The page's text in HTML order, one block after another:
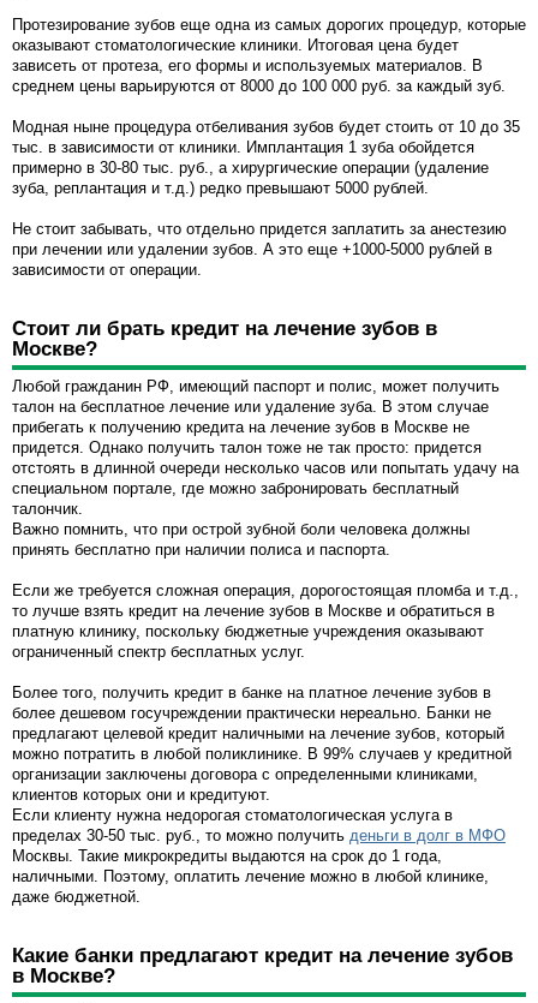
Протезирование зубов еще одна из самых дорогих процедур, которые
оказывают стоматологические клиники. Итоговая цена будет
зависеть от протеза, его формы и используемых материалов. В
среднем цены варьируются от 8000 до 100 000 руб. за каждый зуб.
Модная ныне процедура отбеливания зубов будет стоить от 10 до 35
тыс. в зависимости от клиники. Имплантация 1 зуба обойдется
примерно в 30-80 тыс. руб., а хирургические операции (удаление
зуба, реплантация и т.д.) редко превышают 5000 рублей.
Не стоит забывать, что отдельно придется заплатить за анестезию
при лечении или удалении зубов. А это еще +1000-5000 рублей в
зависимости от операции.
Стоит ли брать кредит на лечение зубов в
Москве?
Любой гражданин РФ, имеющий паспорт и полис, может получить
талон на бесплатное лечение или удаление зуба. В этом случае
прибегать к получению кредита на лечение зубов в Москве не
придется. Однако получить талон тоже не так просто: придется
отстоять в длинной очереди несколько часов или попытать удачу на
специальном портале, где можно забронировать бесплатный
талончик.
Важно помнить, что при острой зубной боли человека должны
принять бесплатно при наличии полиса и паспорта.
Если же требуется сложная операция, дорогостоящая пломба и т.д.,
то лучше взять кредит на лечение зубов в Москве и обратиться в
платную клинику, поскольку бюджетные учреждения оказывают
ограниченный спектр бесплатных услуг.
Более того, получить кредит в банке на платное лечение зубов в
более дешевом госучреждении практически нереально. Банки не
предлагают целевой кредит наличными на лечение зубов, который
можно потратить в любой поликлинике. В 99% случаев у кредитной
организации заключены договора с определенными клиниками,
клиентов которых они и кредитуют.
Если клиенту нужна недорогая стоматологическая услуга в
пределах 30-50 тыс. руб., то можно получить деньги в долг в МФО
Москвы. Такие микрокредиты выдаются на срок до 1 года,
наличными. Поэтому, оплатить лечение можно в любой клинике,
даже бюджетной.
Какие банки предлагают кредит на лечение зубов
в Москве?